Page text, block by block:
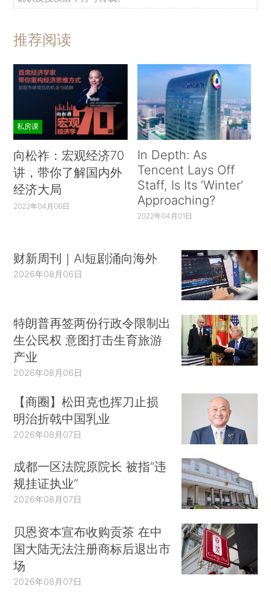
推荐阅读
私房课
向松祚：宏观经济70
讲，带你了解国内外
经济大局
2022年04月06日
In Depth: As
Tencent Lays Off
Staff, Is Its ‘Winter’
Approaching?
2022年04月01日
财新周刊｜AI短剧涌向海外
2026年08月06日
特朗普再签两份行政令限制出
生公民权 意图打击生育旅游
产业
2026年08月06日
【商圈】松田克也挥刀止损
明治折戟中国乳业
2026年08月07日
成都一区法院原院长 被指“违
规挂证执业”
2026年08月07日
贝恩资本宣布收购贡茶 在中
国大陆无法注册商标后退出市
场
2026年08月07日